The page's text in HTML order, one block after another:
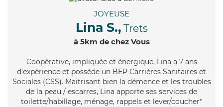
JOYEUSE
Lina S., Trets
à 5km de chez Vous
Coopérative, impliquée et énergique, Lina a 7 ans
d'expérience et possède un BEP Carrières Sanitaires et
Sociales (CSS). Maitrisant bien la démence et les troubles
de la peau / escarres, Lina apporte ses services de
toilette/habillage, ménage, rappels et lever/coucher*